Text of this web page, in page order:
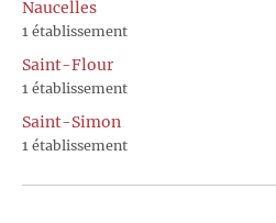
Naucelles
1 établissement
Saint-Flour
1 établissement
Saint-Simon
1 établissement